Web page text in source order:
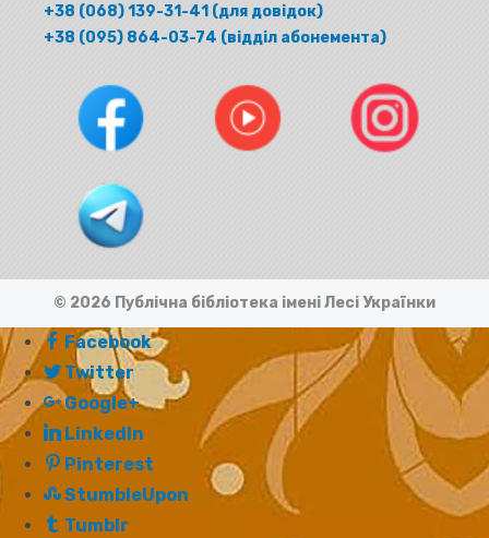
+38 (068) 139-31-41 (для довідок)
+38 (095) 864-03-74 (відділ абонемента)
© 2026 Публічна бібліотека імені Лесі Українки
Facebook
Twitter
Google+
LinkedIn
Pinterest
StumbleUpon
Tumblr